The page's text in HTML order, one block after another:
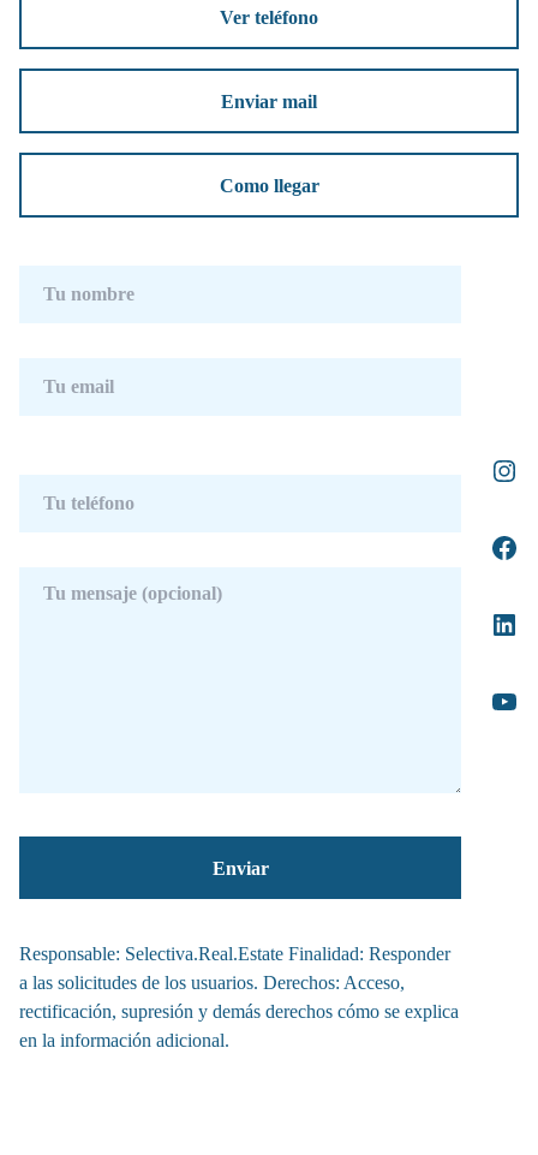
Ver teléfono
Enviar mail
Como llegar
Responsable: Selectiva.Real.Estate Finalidad: Responder
a las solicitudes de los usuarios. Derechos: Acceso,
rectificación, supresión y demás derechos cómo se explica
en la información adicional.